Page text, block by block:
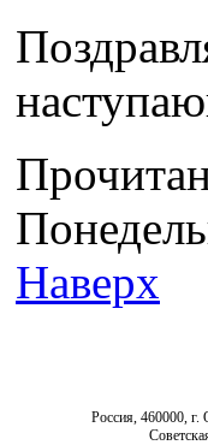
Наверх
Россия, 460000, г.